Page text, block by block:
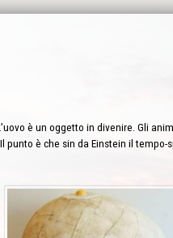
è un oggetto in divenire. Gli
punto è che sin da Einstein il